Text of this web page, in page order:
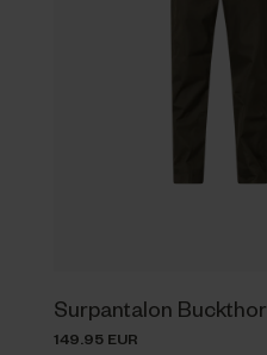
Surpantalon
149.95 EUR